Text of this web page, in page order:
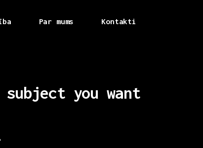
Par mums Kontakti
subject you want